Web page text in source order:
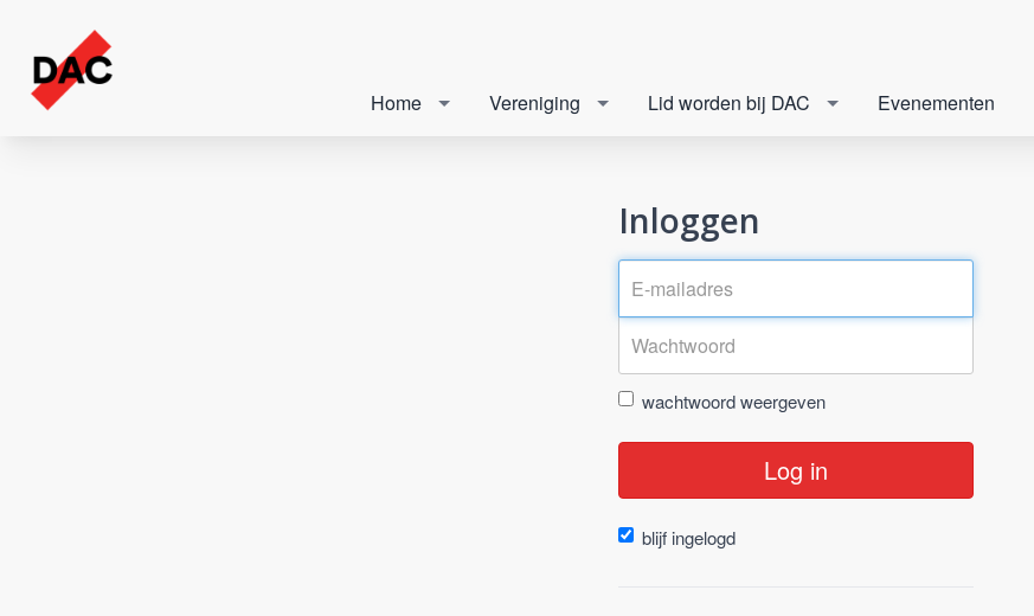
Home Vereniging Lid worden bij DAC Evenementen
Inloggen
wachtwoord weergeven
Log in
blijf ingelogd